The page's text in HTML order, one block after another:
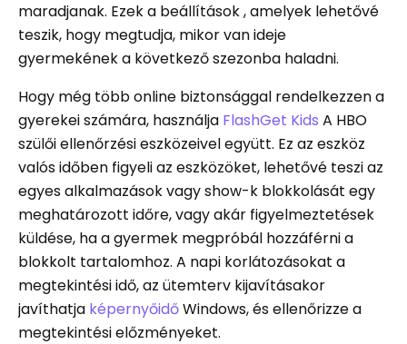
maradjanak. Ezek a beállítások , amelyek lehetővé
teszik, hogy megtudja, mikor van ideje
gyermekének a következő szezonba haladni.
Hogy még több online biztonsággal rendelkezzen a
gyerekei számára, használja FlashGet Kids A HBO
szülői ellenőrzési eszközeivel együtt. Ez az eszköz
valós időben figyeli az eszközöket, lehetővé teszi az
egyes alkalmazások vagy show-k blokkolását egy
meghatározott időre, vagy akár figyelmeztetések
küldése, ha a gyermek megpróbál hozzáférni a
blokkolt tartalomhoz. A napi korlátozásokat a
megtekintési idő, az ütemterv kijavításakor
javíthatja képernyőidőWindows, és ellenőrizze a
megtekintési előzményeket.